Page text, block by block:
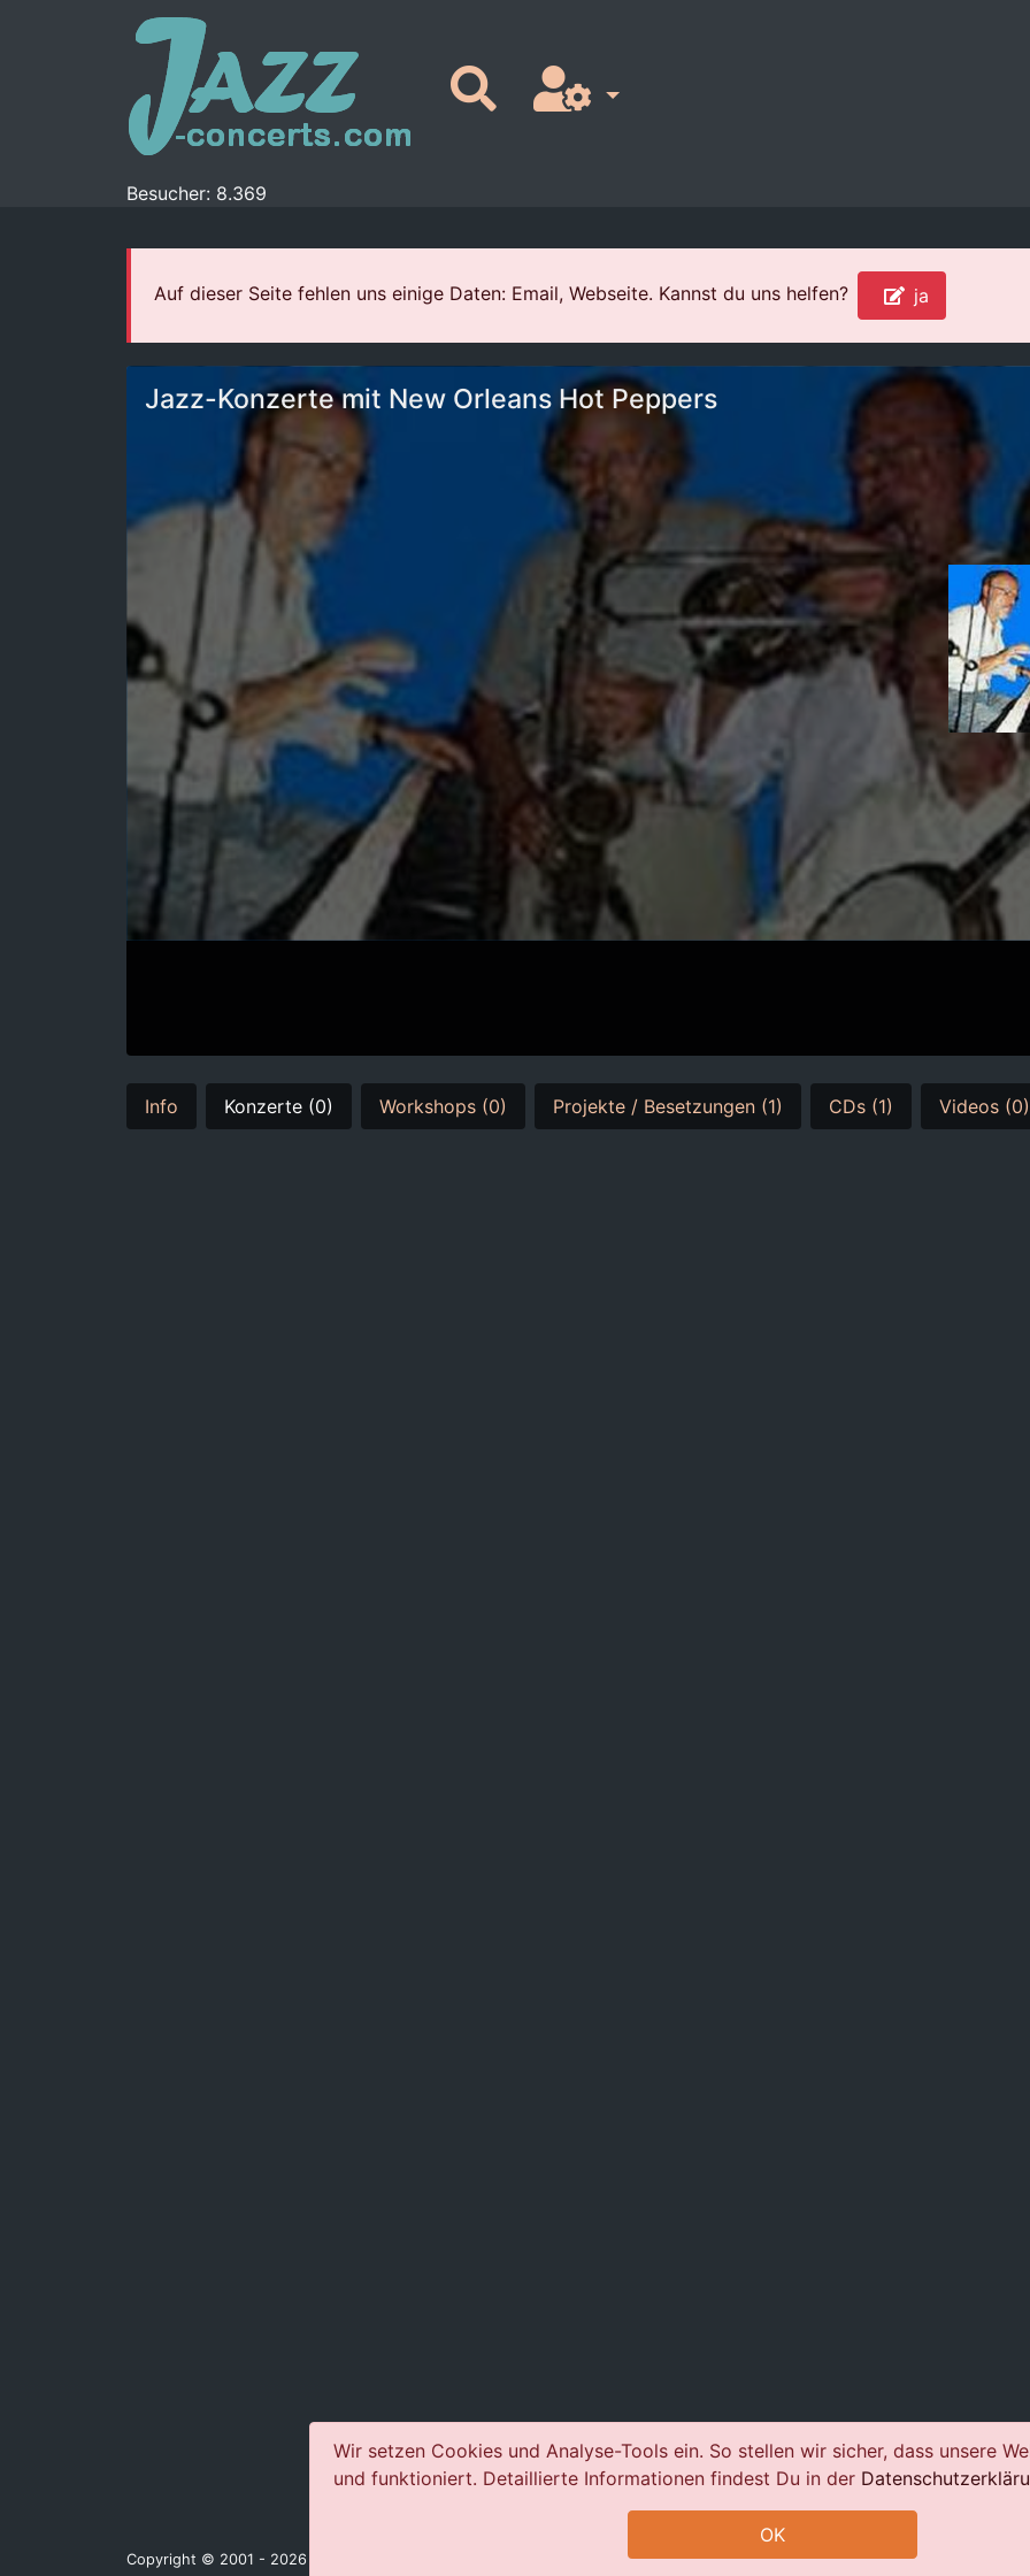
Besucher: 8.369
Auf dieser Seite fehlen uns einige Daten: Email, Webseite. Kannst du uns helfen? ja
Jazz-Konzerte mit New Orleans Hot Peppers
Info Konzerte (0) Workshops (0) Projekte / Besetzungen (1) CDs (1) Videos (0)
Wir setzen Cookies und Analyse-Tools ein. So stellen wir sicher, dass unsere
und funktioniert. Detaillierte Informationen findest Du in der
OK
Copyright © 2001 - 2026 jazz-concerts.com